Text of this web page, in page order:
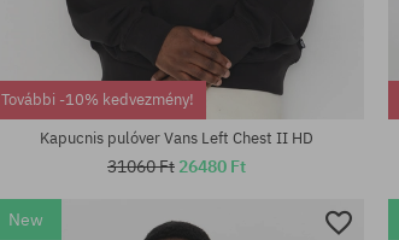
Elérhető méretek:
S; M; L; XL; XXL
További -10% kedvezmény!
Kapucnis pulóver Vans Left Chest II HD
31060 Ft 26480 Ft
New